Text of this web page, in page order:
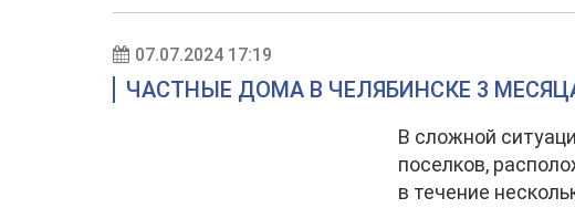
07.07.2024 17:19
ЧАСТНЫЕ ДОМА В ЧЕЛЯБИНСКЕ 3
В сложной
поселков,
в течение